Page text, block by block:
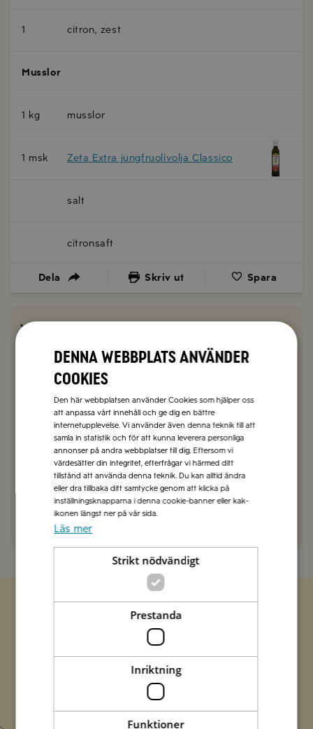
1 citron, zest
Musslor
1 kg musslor
1 msk Zeta Extra jungfruolivolja Classico
salt
citronsaft
Dela Skriv ut Spara
Vad tyckte du om receptet?
1 kommentar
Kommentera här!
Thelander Lars-Åke
Mycket uppskattat av gäster och ett kul inslag till
festen.
SVARA
Zetas populära nyhetsbrev
Missa inte att vi har flera olika nyhetsbrev som
förenklar vardagen och förgyller helgen med
italienska smaker.
Prenumerera
Denna webbplats använder
cookies
Den här webbplatsen använder Cookies som hjälper oss
att anpassa vårt innehåll och ge dig en bättre
internetupplevelse. Vi använder även denna teknik till att
samla in statistik och för att kunna leverera personliga
annonser på andra webbplatser till dig. Eftersom vi
värdesätter din integritet, efterfrågar vi härmed ditt
tillstånd att använda denna teknik. Du kan alltid ändra
eller dra tillbaka ditt samtycke genom att klicka på
inställningsknapparna i denna cookie-banner eller kak-
ikonen längst ner på vår sida.
Läs mer
Strikt nödvändigt
Prestanda
Inriktning
Funktioner